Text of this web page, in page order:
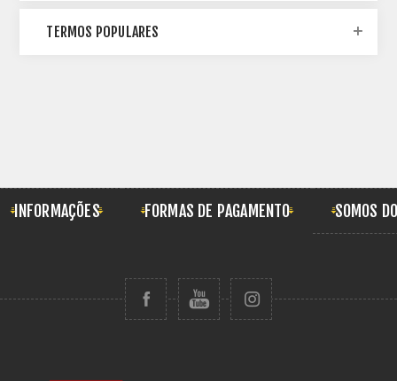
TERMOS POPULARES
INFORMAÇÕES FORMAS DE PAGAMENTO SOMOS